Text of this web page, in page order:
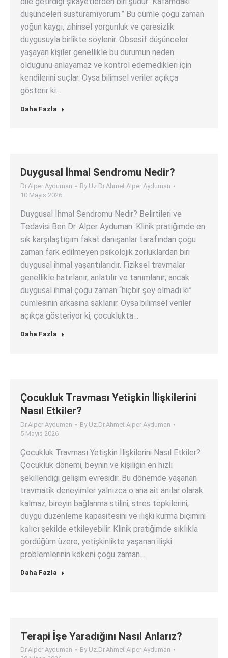
düşünceleri susturamıyorum.” Bu cümle çoğu zaman
yoğun kaygı, zihinsel yorgunluk ve çaresizlik
duygusuyla birlikte söylenir. Obsesif düşünceler
yaşayan kişiler genellikle bu durumun neden
olduğunu anlayamaz ve kontrol edemedikleri için
kendilerini suçlar. Oysa bilimsel veriler açıkça
gösterir ki…
Daha Fazla
Duygusal İhmal Sendromu Nedir?
Dr.Alper Ayduman By Uz.Dr.Ahmet Alper Ayduman
10 Mayıs 2026
Duygusal İhmal Sendromu Nedir? Belirtileri ve
Tedavisi Ben Dr. Alper Ayduman. Klinik pratiğimde en
sık karşılaştığım fakat danışanlar tarafından çoğu
zaman fark edilmeyen psikolojik zorluklardan biri
duygusal ihmal yaşantılarıdır. Fiziksel travmalar
genellikle hatırlanır, anlatılır ve tanımlanır; ancak
duygusal ihmal çoğu zaman “hiçbir şey olmadı ki”
cümlesinin arkasına saklanır. Oysa bilimsel veriler
açıkça gösteriyor ki, çocuklukta…
Daha Fazla
Çocukluk Travması Yetişkin İlişkilerini
Nasıl Etkiler?
Dr.Alper Ayduman By Uz.Dr.Ahmet Alper Ayduman
5 Mayıs 2026
Çocukluk Travması Yetişkin İlişkilerini Nasıl Etkiler?
Çocukluk dönemi, beynin ve kişiliğin en hızlı
şekillendiği gelişim evresidir. Bu dönemde yaşanan
travmatik deneyimler yalnızca o ana ait anılar olarak
kalmaz; bireyin bağlanma stilini, stres tepkilerini,
duygu düzenleme kapasitesini ve ilişki kurma biçimini
kalıcı şekilde etkileyebilir. Klinik pratiğimde sıklıkla
gördüğüm üzere, yetişkinlikte yaşanan ilişki
problemlerinin kökeni çoğu zaman…
Daha Fazla
Terapi İşe Yaradığını Nasıl Anlarız?
Dr.Alper Ayduman By Uz.Dr.Ahmet Alper Ayduman